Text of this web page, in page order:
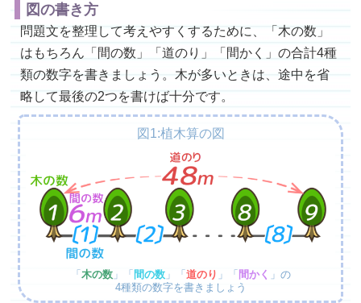
図の書き方
問題文を整理して考えやすくするために、「木の数」
はもちろん「間の数」「道のり」「間かく」の合計4種
類の数字を書きましょう。木が多いときは、途中を省
略して最後の2つを書けば十分です。
図1:植木算の図
「 木の数」「 間の数」「 道のり 」「 間かく 」の
4種類の数字を書きましょう